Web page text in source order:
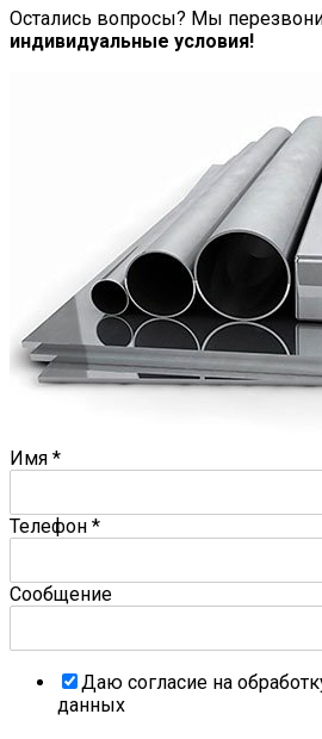
Остались вопросы? Мы
индивидуальные условия!
Имя *
Телефон *
Сообщение
Даю согласие на
данных